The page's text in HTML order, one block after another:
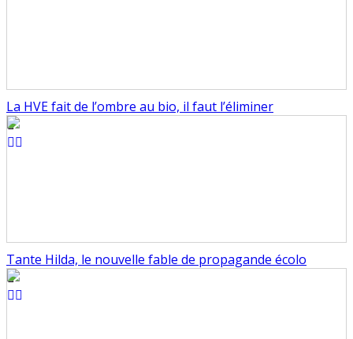
La HVE fait de l’ombre au bio, il faut l’éliminer
Tante Hilda, le nouvelle fable de propagande écolo